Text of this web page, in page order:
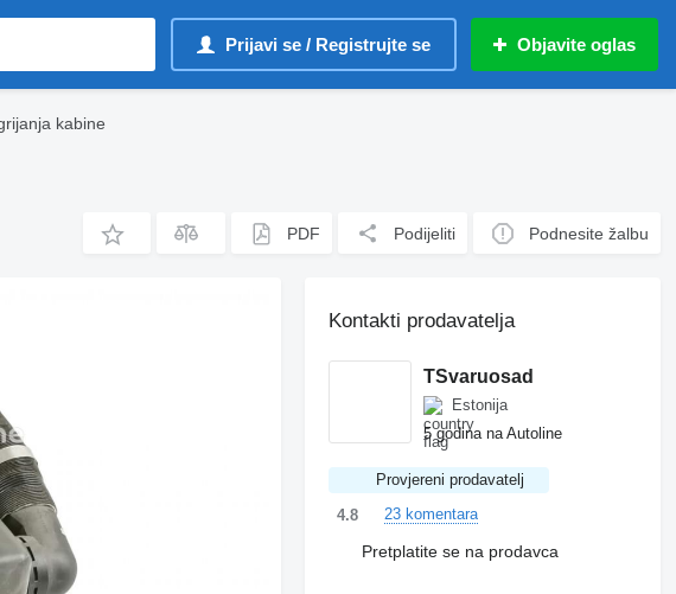
Prijavi se / Registrujte se Objavite oglas
kabine
PDF Podijeliti Podnesite žalbu
Kontakti prodavatelja
TSvaruosad
Estonija
5 godina na Autoline
Provjereni prodavatelj
4.8
23 komentara
Pretplatite se na prodavca